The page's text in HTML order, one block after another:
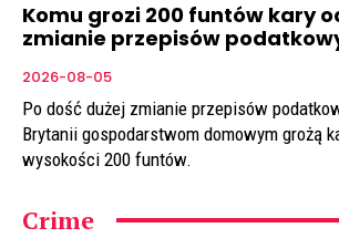
Komu grozi 200 funtów kary
zmianie przepisów
2026-08-05
Po dość dużej zmianie przepisów
Brytanii gospodarstwom domowym grożą
wysokości 200 funtów.
Crime